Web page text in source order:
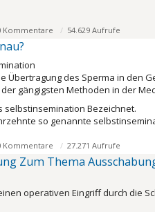
Kommentare 54.629 Aufrufe
Übertragung des Sperma in den
gängigsten Methoden in der
selbstinsemination Bezeichnet.
so genannte
Kommentare 27.271 Aufrufe
Zum Thema
operativen Eingriff durch die